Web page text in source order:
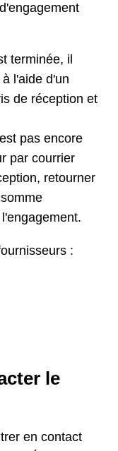
terminée, il
l'aide d'un
de réception et
pas encore
par courrier
retourner
:
le
en contact